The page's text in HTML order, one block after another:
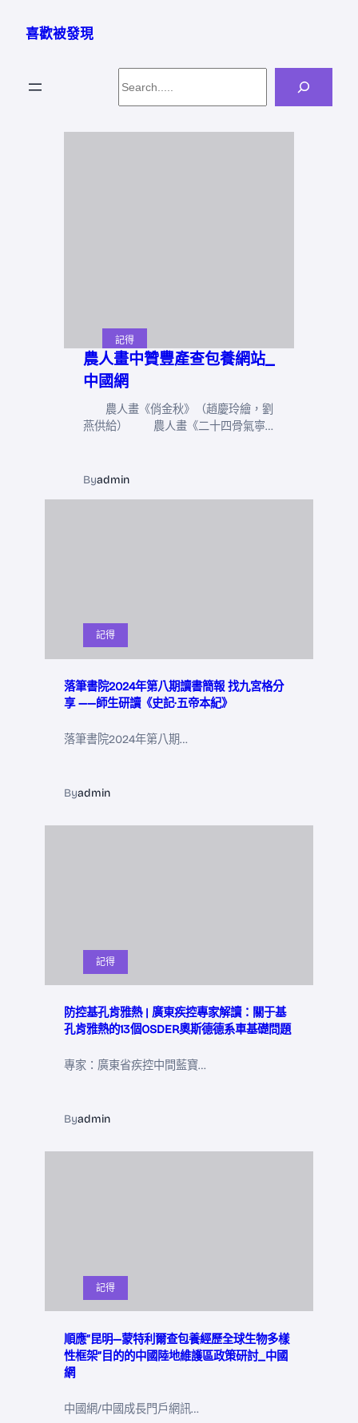
喜歡被發現
記得
農人畫中贊豐產查包養網站_
中國網
農人畫《俏金秋》（趙慶玲繪，劉
燕供給） 農人畫《二十四骨氣寧…
Byadmin
記得
落筆書院2024年第八期讀書簡報 找九宮格分
享 ——師生研讀《史記·五帝本紀》
落筆書院2024年第八期…
Byadmin
記得
防控基孔肯雅熱 | 廣東疾控專家解讀：關于基
孔肯雅熱的13個OSDER奧斯德德系車基礎問題
專家：廣東省疾控中間藍寶…
Byadmin
記得
順應“昆明—蒙特利爾查包養經歷全球生物多樣
性框架”目的的中國陸地維護區政策研討_中國
網
中國網/中國成長門戶網訊…